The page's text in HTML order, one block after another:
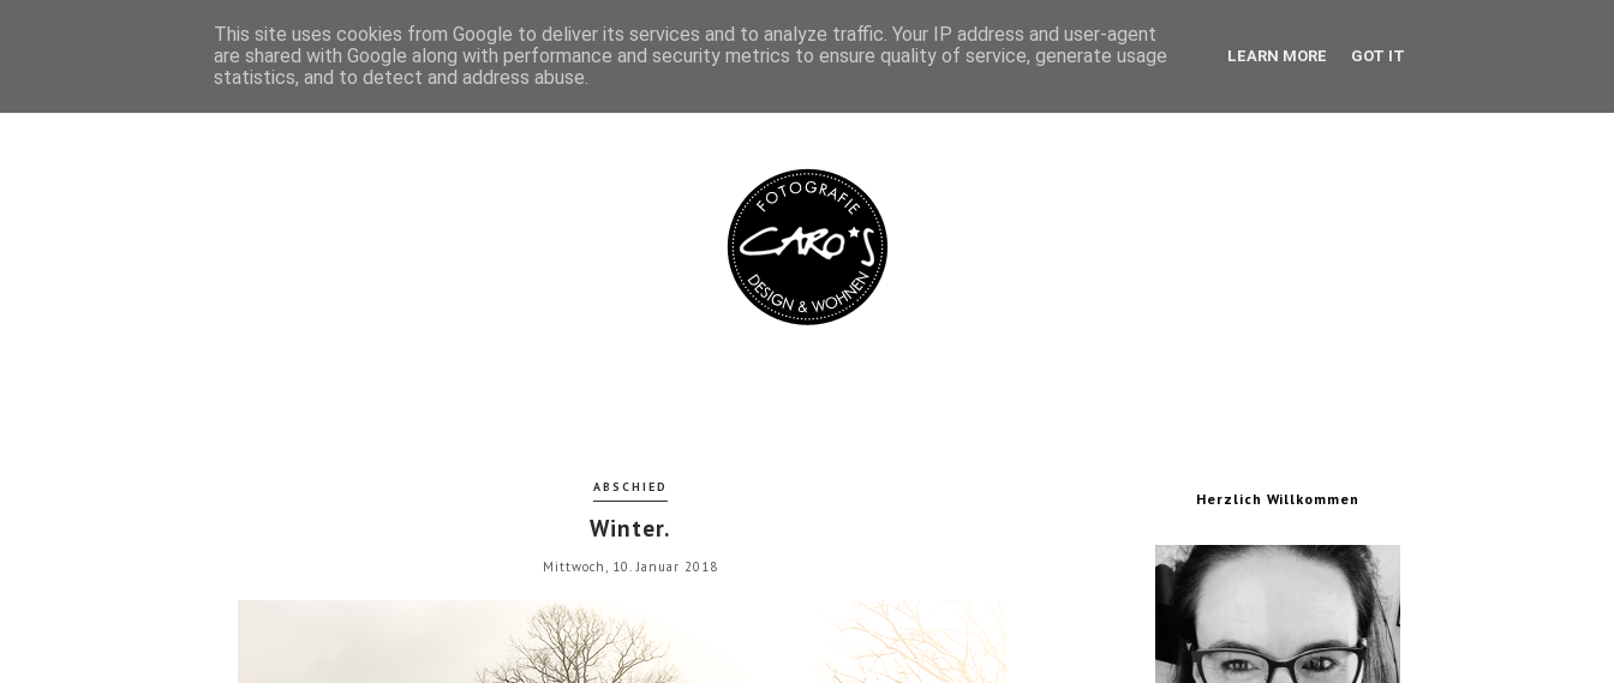
HOME FOTOGRAFIE BUCH IMPRESSUM DATENSCHUTZ
ABSCHIED
Winter.
Mittwoch, 10. Januar 2018
Herzlich Willkommen
This site uses cookies from Google to deliver its services and to analyze traffic. Your IP address and user-agent
are shared with Google along with performance and security metrics to ensure quality of service, generate usage
statistics, and to detect and address abuse.
LEARN MORE GOT IT